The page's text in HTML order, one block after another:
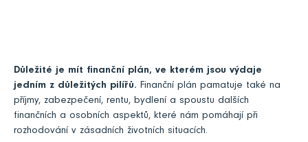
Důležité je mít finanční plán, ve kterém jsou výdaje
jedním z důležitých pilířů. Finanční plán pamatuje také na
příjmy, zabezpečení, rentu, bydlení a spoustu dalších
finančních a osobních aspektů, které nám pomáhají při
rozhodování v zásadních životních situacích.